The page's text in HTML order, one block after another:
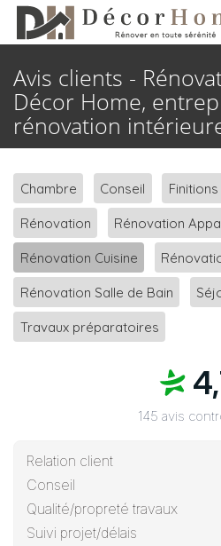
Avis clients -
Décor Home,
rénovation
Chambre Conseil Finitions
Rénovation Rénovation
Rénovation Cuisine
Rénovation Salle de Bain
Travaux préparatoires
145 avis
Relation client
Conseil
Qualité/propreté travaux
Suivi projet/délais